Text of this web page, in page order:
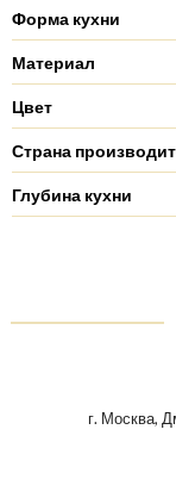
Форма кухни
Материал
Цвет
Страна
Глубина кухни
г. Москва,